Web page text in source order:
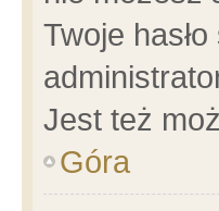
Twoje
Jest też
Góra